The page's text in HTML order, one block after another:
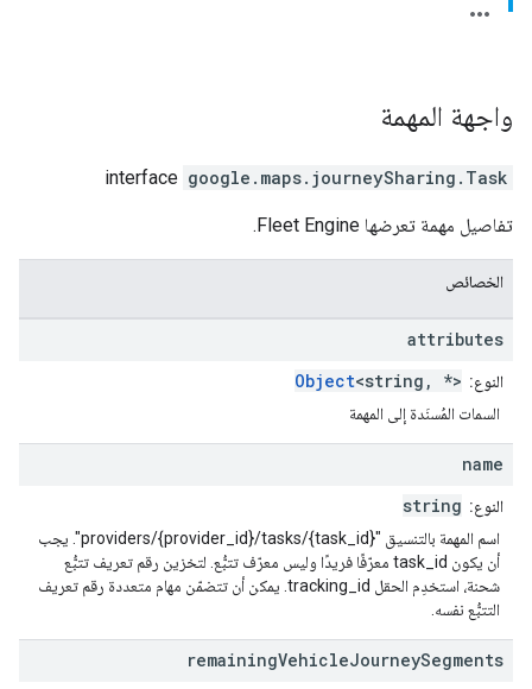
واجهة المهمة
google.maps.journeySharing . Task
تفاصيل مهمة تعرضها Fleet Engine.
الخصائص
attributes
النوع: Object<string, *>
السمات المُسنَدة إلى المهمة
name
النوع: string
اسم المهمة بالتنسيق "providers/{provider_id}/tasks/{task_id}". يجب
أن يكون task_id معرّفًا فريدًا وليس معرّف تتبُّع. لتخزين رقم تعريف تتبُّع
شحنة، استخدِم الحقل tracking_id. يمكن أن تتضمّن مهام متعددة رقم تعريف
التتبُّع نفسه.
remainingVehicleJourneySegments